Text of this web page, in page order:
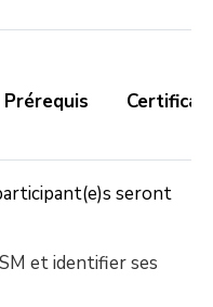
Prérequis
seront
et identifier ses